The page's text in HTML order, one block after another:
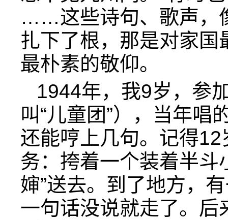
……这些诗句、歌声，
扎下了根，那是对家
最朴素的敬仰。
1944年，我9岁，参
叫“儿童团”），当年唱
还能哼上几句。记得
务：挎着一个装着半斗
婶”送去。到了地方，
一句话没说就走了。后